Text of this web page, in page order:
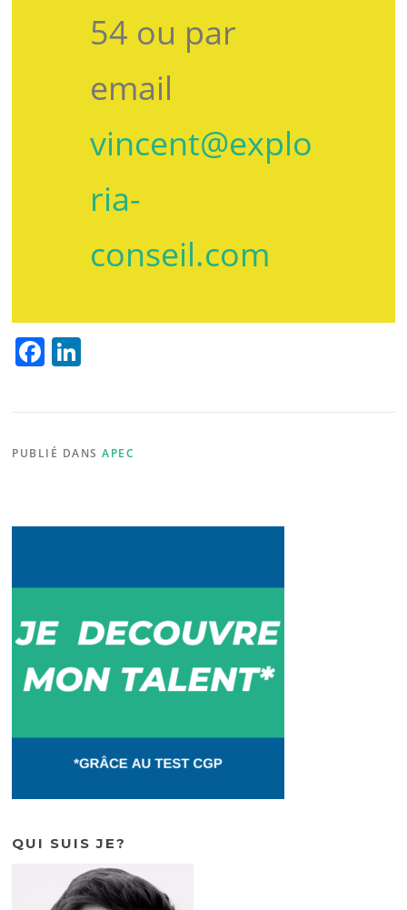
54 ou par
email
vincent@explo
ria-
conseil.com
F
e
b
o
e
dI
PUBLIÉ DANSAPEC
QUI SUIS JE?